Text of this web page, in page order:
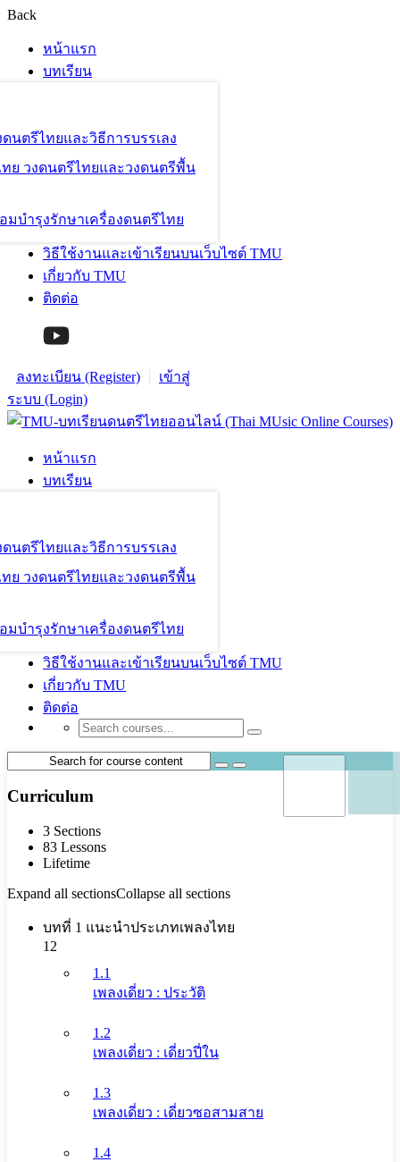
Back
หน้าแรก
บทเรียน
ดนตรีไทยและวิธีการบรรเลง
ทย วงดนตรีไทยและวงดนตรีพื้น
มบำรุงรักษาเครื่องดนตรีไทย
วิธีใช้งานและเข้าเรียนบนเว็บไซต์ TMU
เกี่ยวกับ TMU
ติดต่อ
ลงทะเบียน (Register)
เข้าสู่
ระบบ (Login)
หน้าแรก
บทเรียน
ดนตรีไทยและวิธีการบรรเลง
ทย วงดนตรีไทยและวงดนตรีพื้น
มบำรุงรักษาเครื่องดนตรีไทย
วิธีใช้งานและเข้าเรียนบนเว็บไซต์ TMU
เกี่ยวกับ TMU
ติดต่อ
Curriculum
3 Sections
83 Lessons
Lifetime
Expand all sectionsCollapse all sections
บทที่ 1 แนะนำประเภทเพลงไทย
12
1.1
เพลงเดี่ยว : ประวัติ
1.2
เพลงเดี่ยว : เดี่ยวปี่ใน
1.3
เพลงเดี่ยว : เดี่ยวซอสามสาย
1.4